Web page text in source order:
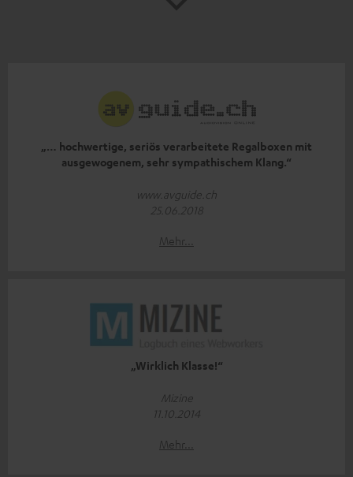
„… hochwertige, seriös verarbeitete Regalboxen mit
ausgewogenem, sehr sympathischem Klang.“
www.avguide.ch
25.06.2018
Mehr...
„Wirklich Klasse!“
Mizine
11.10.2014
Mehr...